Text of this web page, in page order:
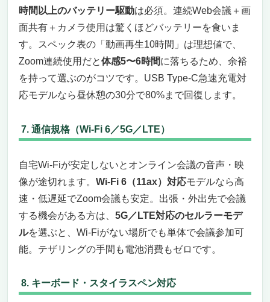
時間以上のバッテリー駆動は必須。連続Web会議＋画
面共有＋カメラ使用は驚くほどバッテリーを食いま
す。スペック表の「動画再生10時間」は理想値で、
Zoom連続使用だと体感5〜6時間に落ちるため、余裕
を持って選ぶのがコツです。USB Type-C急速充電対
応モデルなら昼休憩の30分で80%まで回復します。
7. 通信規格（Wi-Fi 6／5G／LTE）
自宅Wi-Fiが安定しないとオンライン会議の音声・映
像が途切れます。 Wi-Fi 6（11ax）対応モデルなら高
速・低遅延でZoom会議も安定。出張・外出先で会議
する機会がある方は、 5G／LTE対応のセルラーモデ
ルを選ぶと、Wi-Fiがない場所でも単体で会議参加可
能。テザリングの手間も電池消費もゼロです。
8. キーボード・スタイラスペン対応